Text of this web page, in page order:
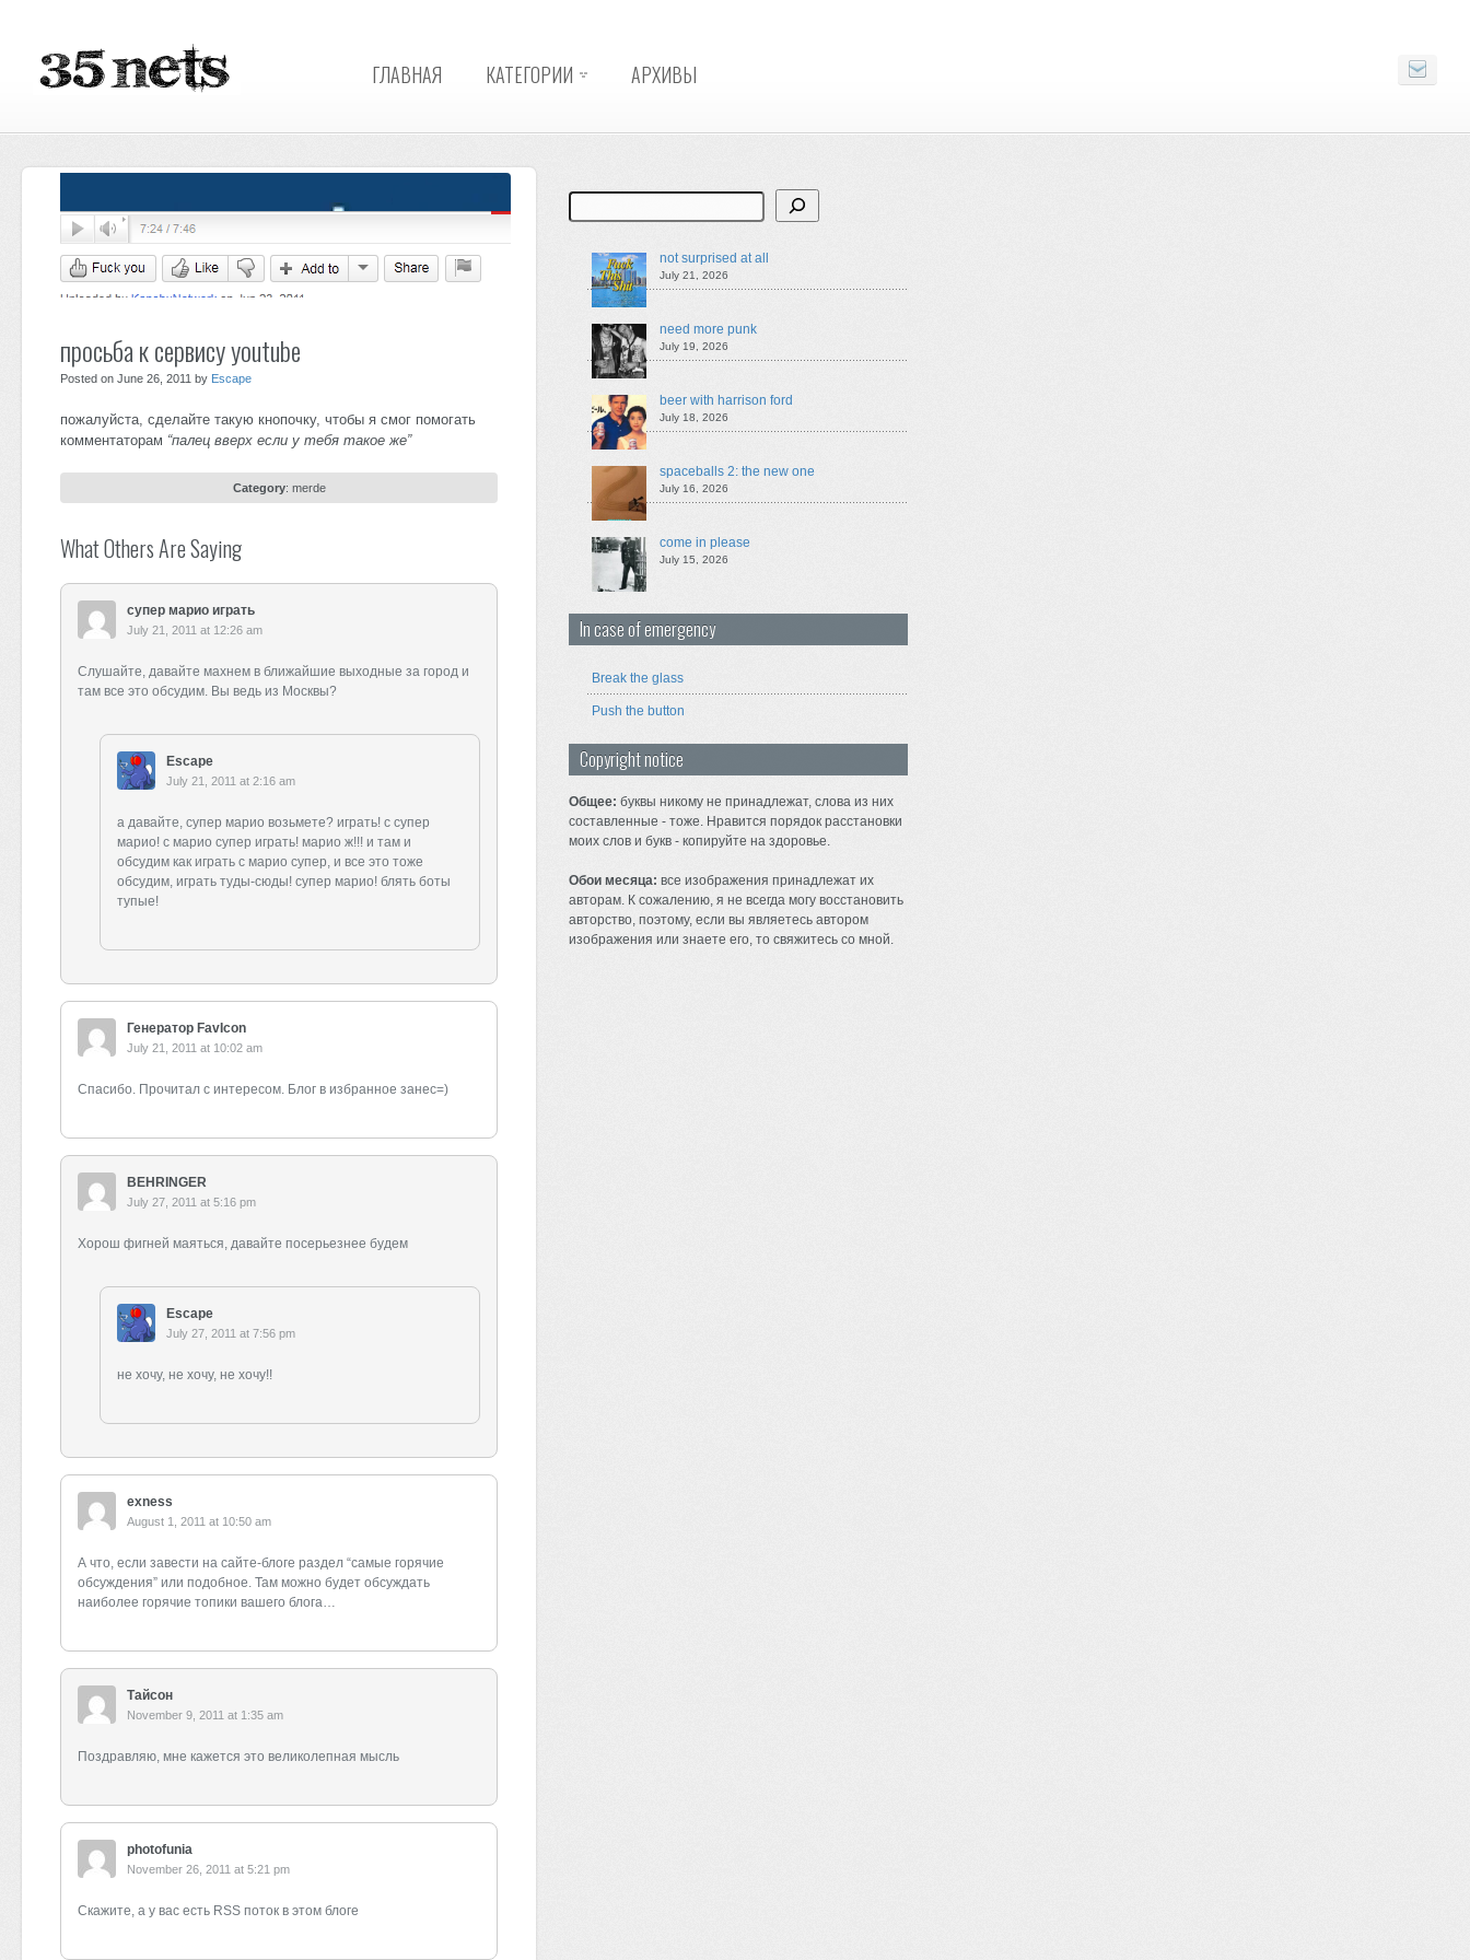
ГЛАВНАЯ КАТЕГОРИИ АРХИВЫ
просьба к сервису youtube
Posted on June 26, 2011 by Escape
пожалуйста, сделайте такую кнопочку, чтобы я смог помогать
комментаторам “палец вверх если у тебя такое же”
Category: merde
What Others Are Saying
супер марио играть
July 21, 2011 at 12:26 am
Слушайте, давайте махнем в ближайшие выходные за город и
там все это обсудим. Вы ведь из Москвы?
Escape
July 21, 2011 at 2:16 am
а давайте, супер марио возьмете? играть! с супер
марио! с марио супер играть! марио ж!!! и там и
обсудим как играть с марио супер, и все это тоже
обсудим, играть туды-сюды! супер марио! блять боты
тупые!
Генератор FavIcon
July 21, 2011 at 10:02 am
Спасибо. Прочитал с интересом. Блог в избранное занес=)
BEHRINGER
July 27, 2011 at 5:16 pm
Хорош фигней маяться, давайте посерьезнее будем
Escape
July 27, 2011 at 7:56 pm
не хочу, не хочу, не хочу!!
exness
August 1, 2011 at 10:50 am
А что, если завести на сайте-блоге раздел “самые горячие
обсуждения” или подобное. Там можно будет обсуждать
наиболее горячие топики вашего блога…
Тайсон
November 9, 2011 at 1:35 am
Поздравляю, мне кажется это великолепная мысль
photofunia
November 26, 2011 at 5:21 pm
Скажите, а у вас есть RSS поток в этом блоге
Search
not surprised at all
July 21, 2026
need more punk
July 19, 2026
beer with harrison ford
July 18, 2026
spaceballs 2: the new one
July 16, 2026
come in please
July 15, 2026
In case of emergency
Break the glass
Push the button
Copyright notice
Общее: буквы никому не принадлежат, слова из них
составленные - тоже. Нравится порядок расстановки
моих слов и букв - копируйте на здоровье.
Обои месяца: все изображения принадлежат их
авторам. К сожалению, я не всегда могу восстановить
авторство, поэтому, если вы являетесь автором
изображения или знаете его, то свяжитесь со мной.